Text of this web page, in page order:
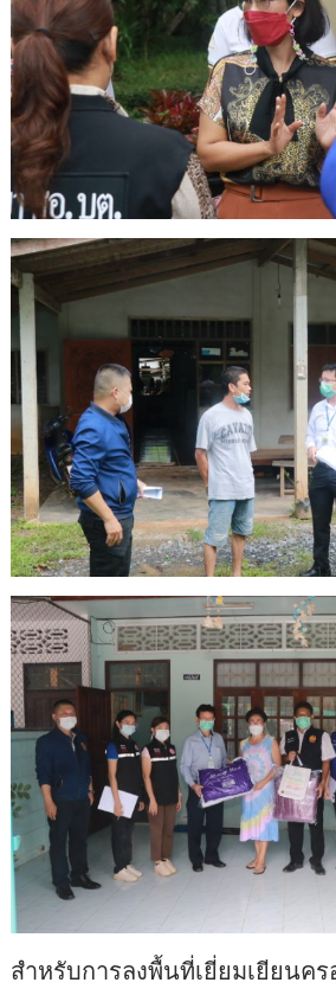
สำหรับการลงพื้นที่เยี่ยมเยียนค